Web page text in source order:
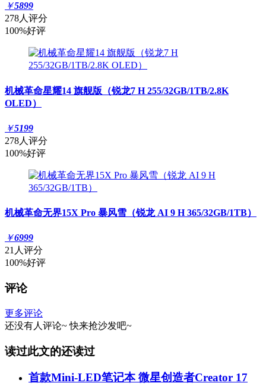
￥5899
278人评分
100%好评
机械革命星耀14 旗舰版（锐龙7 H 255/32GB/1TB/2.8K
OLED）
￥5199
278人评分
100%好评
机械革命无界15X Pro 暴风雪（锐龙 AI 9 H 365/32GB/1TB）
￥6999
21人评分
100%好评
评论
更多评论
还没有人评论~ 快来抢沙发吧~
读过此文的还读过
首款Mini-LED笔记本 微星创造者Creator 17